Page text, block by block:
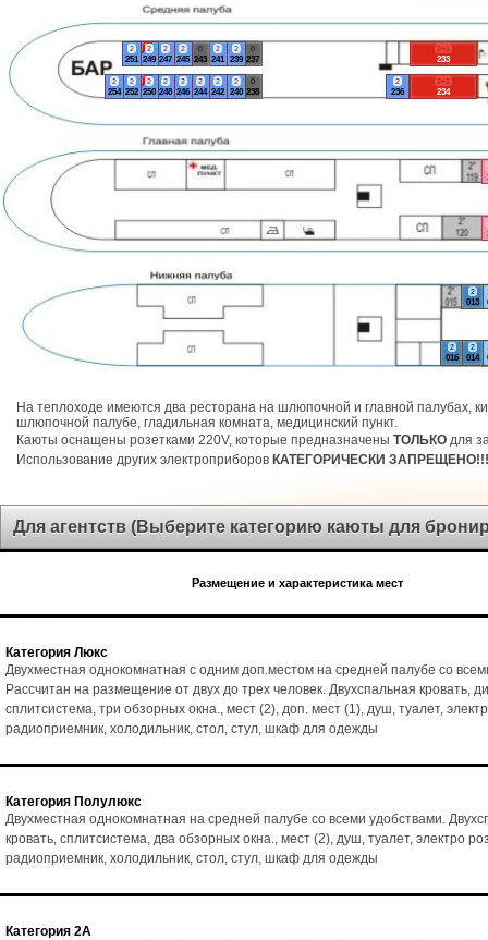
2
013
2
014
2
016
2+1
233
2+1
234
2
236
0
237
0
238
2
239
2
240
2
241
2
242
0
243
2
244
2
245
2
246
2
247
2
248
2
249
2
250
2
251
2
252
2
254
На теплоходе имеются два ресторана на шлюпочной и главной палубах,
шлюпочной палубе, гладильная комната, медицинский пункт.
Каюты оснащены розетками 220V, которые предназначены ТОЛЬКО для
Использование других электроприборов КАТЕГОРИЧЕСКИ ЗАПРЕЩЕНО!!!
Для агентств (Выберите категорию каюты для
Размещение и характеристика мест
Категория Люкс
Двухместная однокомнатная с одним доп.местом на средней палубе со
Рассчитан на размещение от двух до трех человек. Двухспальная кровать,
сплитсистема, три обзорных окна., мест (2), доп. мест (1), душ, туалет,
радиоприемник, холодильник, стол, стул, шкаф для одежды
Категория Полулюкс
Двухместная однокомнатная на средней палубе со всеми удобствами.
кровать, сплитсистема, два обзорных окна., мест (2), душ, туалет, электро
радиоприемник, холодильник, стол, стул, шкаф для одежды
Категория 2А